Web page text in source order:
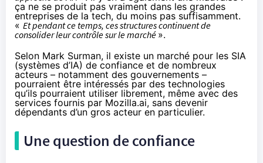
ça ne se produit pas vraiment dans les grandes
entreprises de la tech, du moins pas suffisamment.
« Et pendant ce temps, ces structures continuent de
consolider leur contrôle sur le marché ».
Selon Mark Surman, il existe un marché pour les SIA
(systèmes d’IA) de confiance et de nombreux
acteurs – notamment des gouvernements –
pourraient être intéressés par des technologies
qu’ils pourraient utiliser librement, même avec des
services fournis par Mozilla.ai, sans devenir
dépendants d’un gros acteur en particulier.
Une question de confiance